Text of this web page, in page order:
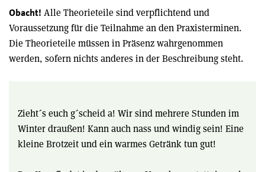
Obacht! Alle Theorieteile sind verpflichtend und
Voraussetzung für die Teilnahme an den Praxisterminen.
Die Theorieteile müssen in Präsenz wahrgenommen
werden, sofern nichts anderes in der Beschreibung steht.
Zieht´s euch g´scheid a! Wir sind mehrere Stunden im
Winter draußen! Kann auch nass und windig sein! Eine
kleine Brotzeit und ein warmes Getränk tun gut!